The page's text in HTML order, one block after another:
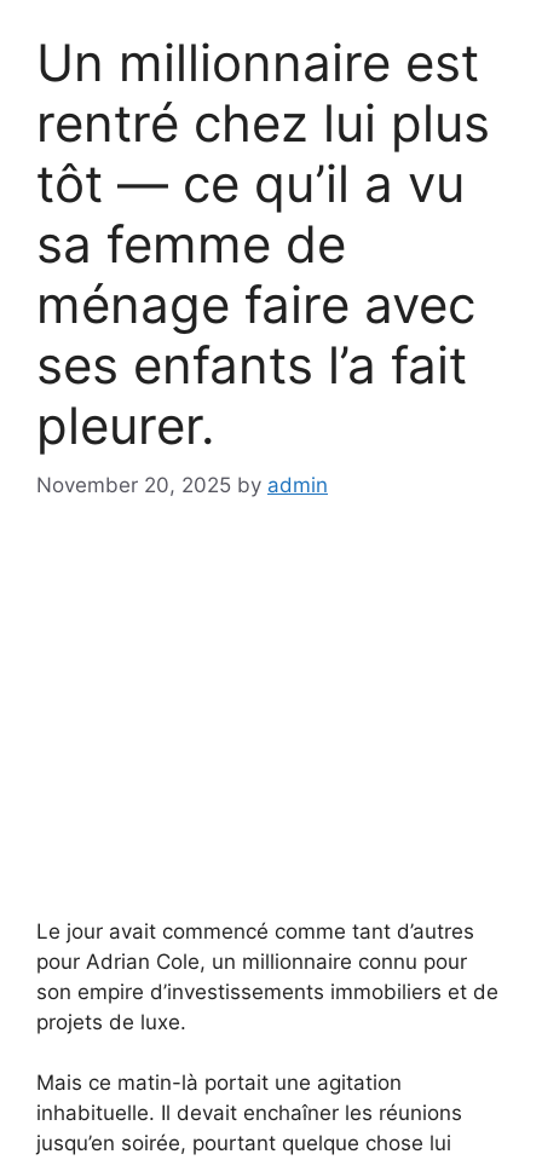
Un millionnaire est
rentré chez lui plus
tôt — ce qu’il a vu
sa femme de
ménage faire avec
ses enfants l’a fait
pleurer.
November 20, 2025 by admin
Le jour avait commencé comme tant d’autres
pour Adrian Cole, un millionnaire connu pour
son empire d’investissements immobiliers et de
projets de luxe.
Mais ce matin-là portait une agitation
inhabituelle. Il devait enchaîner les réunions
jusqu’en soirée, pourtant quelque chose lui